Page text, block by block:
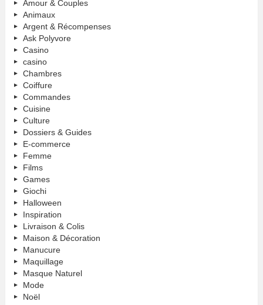
Amour & Couples
Animaux
Argent & Récompenses
Ask Polyvore
Casino
casino
Chambres
Coiffure
Commandes
Cuisine
Culture
Dossiers & Guides
E-commerce
Femme
Films
Games
Giochi
Halloween
Inspiration
Livraison & Colis
Maison & Décoration
Manucure
Maquillage
Masque Naturel
Mode
Noël